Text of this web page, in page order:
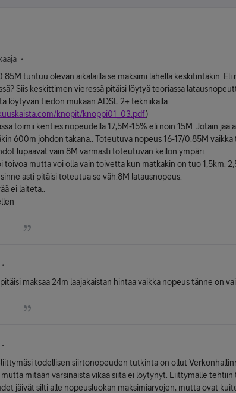
tuntuu olevan aikalailla se maksimi lähellä keskitintäkin. Eli
Siis keskittimen vieressä pitäisi löytyä teoriassa
löytyvän tiedon mukaan ADSL 2+ tekniikalla
knopit/knoppi01_03.pdf)
toimii kenties nopeudella 17,5M-15% eli noin 15M. Jotain jää
600m johdon takana.. Toteutuva nopeus 16-17/0.85M
lupaavat vain 8M varmasti toteutuvan kellon ympäri.
toivoa mutta voi olla vain toivetta kun matkakin on tuo 1,5km.
asti pitäisi toteutua se väh.8M latausnopeus.
ei laiteta..
maksaa 24m laajakaistan hintaa vaikka nopeus tänne on
liittymäsi todellisen siirtonopeuden tutkinta on ollut
mitään varsinaista vikaa siitä ei löytynyt. Liittymälle
jäivät silti alle nopeusluokan maksimiarvojen, mutta ovat